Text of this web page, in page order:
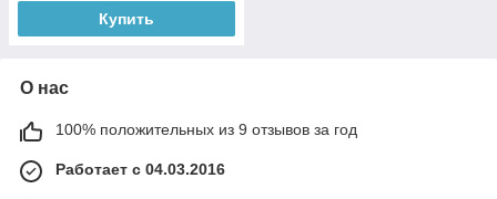
Купить
О нас
100% положительных из 9 отзывов за год
Работает с 04.03.2016